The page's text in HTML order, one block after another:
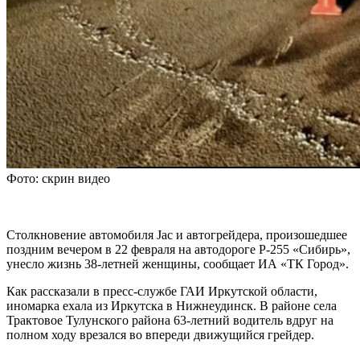
Фото: скрин видео
Столкновение автомобиля Jac и автогрейдера, произошедшее
поздним вечером в 22 февраля на автодороге Р-255 «Сибирь»,
унесло жизнь 38-летней женщины, сообщает ИА «ТК Город».
Как рассказали в пресс-службе ГАИ Иркутской области,
иномарка ехала из Иркутска в Нижнеудинск. В районе села
Трактовое Тулунского района 63-летний водитель вдруг на
полном ходу врезался во впереди движущийся грейдер.